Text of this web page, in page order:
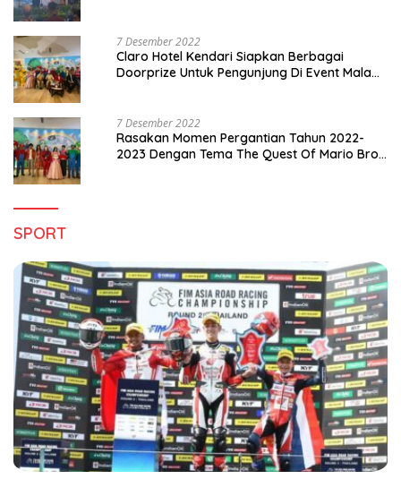
7 Desember 2022
Claro Hotel Kendari Siapkan Berbagai
Doorprize Untuk Pengunjung Di Event Malam
7 Desember 2022
Rasakan Momen Pergantian Tahun 2022-
2023 Dengan Tema The Quest Of Mario Bros
SPORT